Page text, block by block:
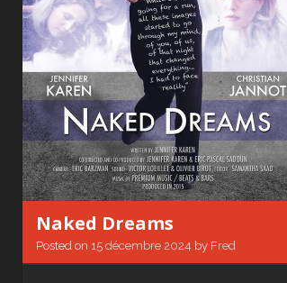
Naked Dreams
Posted on 15 décembre 2024 by Fred